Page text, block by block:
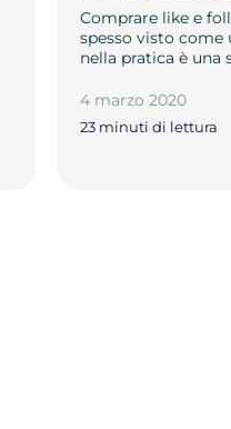
Comprare like e
spesso visto come
nella pratica è una
4 marzo 2020
23 minuti di lettura